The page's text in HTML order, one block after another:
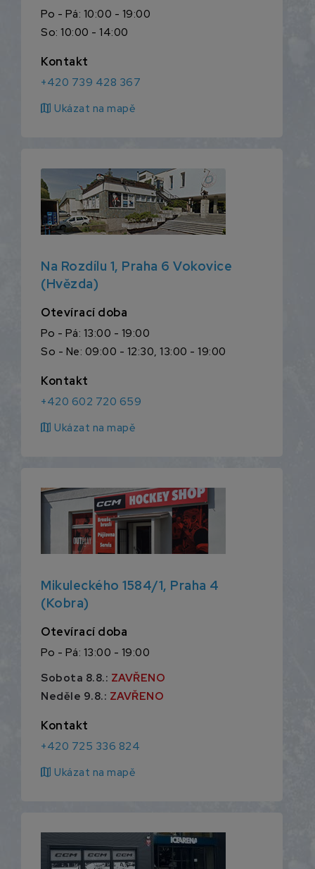
Po - Pá: 10:00 - 19:00
So: 10:00 - 14:00
Kontakt
+420 739 428 367
map Ukázat na mapě
Na Rozdílu 1, Praha 6 Vokovice
(Hvězda)
Otevírací doba
Po - Pá: 13:00 - 19:00
So - Ne: 09:00 - 12:30, 13:00 - 19:00
Kontakt
+420 602 720 659
map Ukázat na mapě
Mikuleckého 1584/1, Praha 4
(Kobra)
Otevírací doba
Po - Pá: 13:00 - 19:00
Sobota 8.8.: ZAVŘENO
Neděle 9.8.: ZAVŘENO
Kontakt
+420 725 336 824
map Ukázat na mapě